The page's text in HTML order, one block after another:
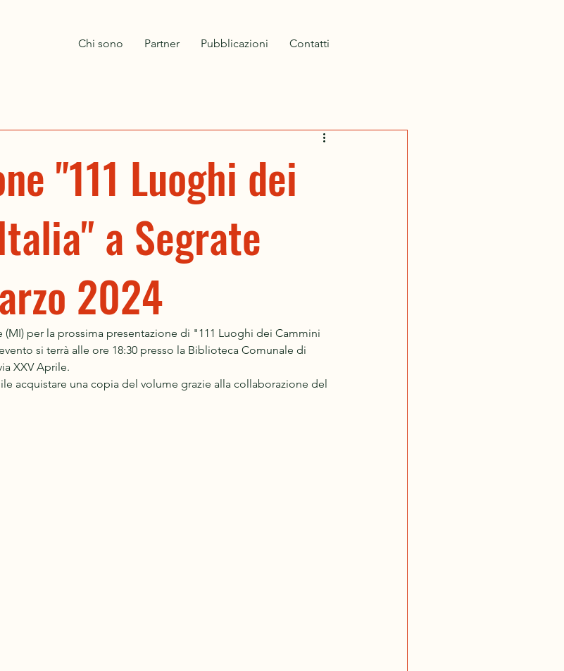
Chi sono Partner Pubblicazioni Contatti
"111 Luoghi dei
a Segrate
2024
(MI) per la prossima presentazione di "111 Luoghi dei Cammini
si terrà alle ore 18:30 presso la Biblioteca Comunale di
XXV Aprile.
acquistare una copia del volume grazie alla collaborazione del